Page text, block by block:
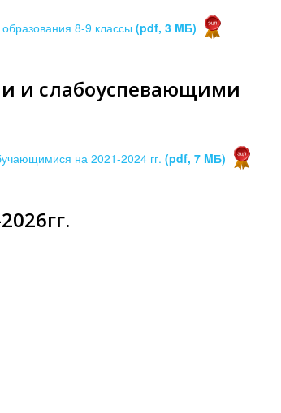
8-9 классы (pdf, 3 MБ)
и слабоуспевающими
на 2021-2024 гг. (pdf, 7 MБ)